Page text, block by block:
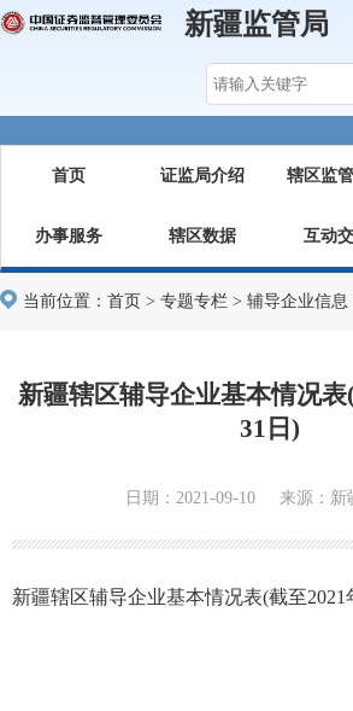
新疆监管局
首页 证监局介绍 辖区监
办事服务 辖区数据 互动
当前位置： 首页 > 专题专栏 > 辅导企业信息
新疆辖区辅导企业基本情况表
31日)
日期：2021-09-10 来源：新
新疆辖区辅导企业基本情况表(截至2021